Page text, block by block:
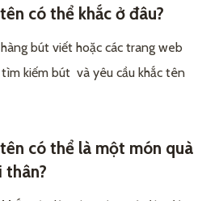
có thể khắc ở đâu?
bút viết hoặc các trang web
kiếm bút và yêu cầu khắc tên
có thể là một món quà
thân?